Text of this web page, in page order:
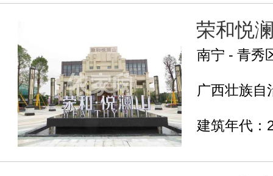
荣和悦
南宁 - 青秀
广西壮族自
建筑年代：